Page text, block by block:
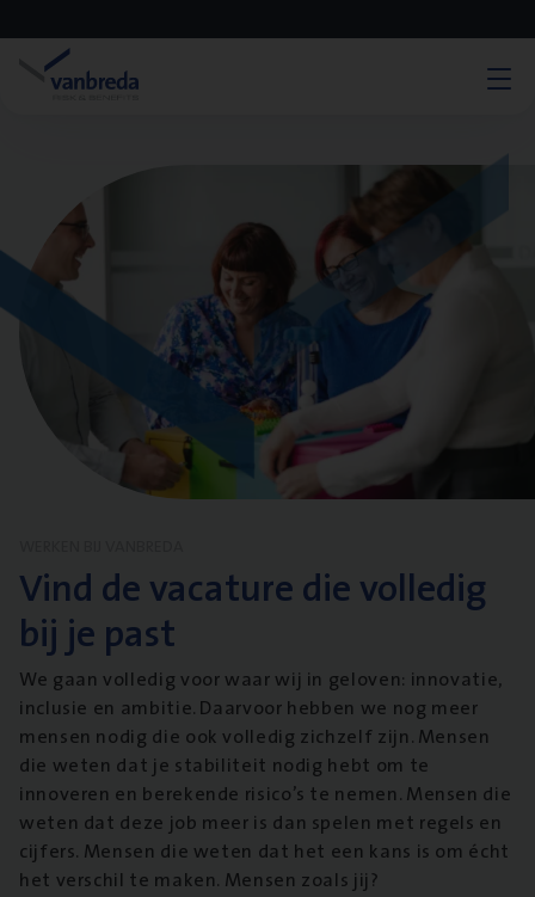
Vind de vacature die volledig
bij je past
We gaan volledig voor waar wij in geloven: innovatie,
inclusie en ambitie. Daarvoor hebben we nog meer
mensen nodig die ook volledig zichzelf zijn. Mensen
die weten dat je stabiliteit nodig hebt om te
innoveren en berekende risico’s te nemen. Mensen die
weten dat deze job meer is dan spelen met regels en
cijfers. Mensen die weten dat het een kans is om écht
het verschil te maken. Mensen zoals jij?